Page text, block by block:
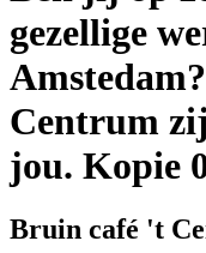
gezellige
Centrum
jou. Kopie
Bruin café 't